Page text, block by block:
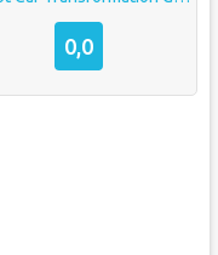
0,0